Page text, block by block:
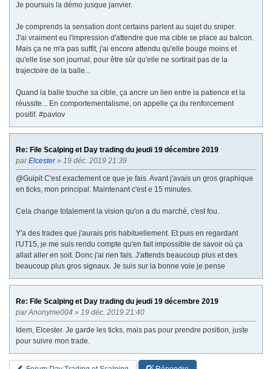
Je poursuis la démo jusque janvier.
Je comprends la sensation dont certains parlent au sujet du sniper.
J'ai vraiment eu l'impression d'attendre que ma cible se place au balcon.
Mais ça ne m'a pas suffit, j'ai encore attendu qu'elle bouge moins et
qu'elle lise son journal, pour être sûr qu'elle ne sortirait pas de la
trajectoire de la balle...
Quand la balle touche sa cible, ça ancre un lien entre la patience et la
réussite... En comportementalisme, on appelle ça du renforcement
positif. #pavlov
Re: File Scalping et Day trading du jeudi 19 décembre 2019
parElcester» 19 déc. 2019 21:39
@Guipit C'est exactement ce que je fais. Avant j'avais un gros graphique
en ticks, mon principal. Maintenant c'est e 15 minutes.
Cela change totalement la vision qu'on a du marché, c'est fou.
Y'a des trades que j'aurais pris habituellement. Et puis en regardant
l'UT15, je me suis rendu compte qu'en fait impossible de savoir où ça
allait aller en soit. Donc j'ai rien fais. J'attends beaucoup plus et des
beaucoup plus gros signaux. Je suis sur la bonne voie je pense
Re: File Scalping et Day trading du jeudi 19 décembre 2019
parAnonyme004 » 19 déc. 2019 21:40
Idem, Elcester. Je garde les ticks, mais pas pour prendre position, juste
pour suivre mon trade.